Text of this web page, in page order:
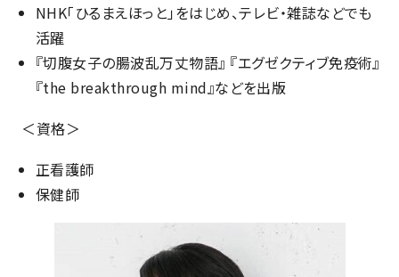
NHK「ひるまえほっと」をはじめ、テレビ・雑誌などでも
活躍
『切腹女子の腸波乱万丈物語』 『エグゼクティブ免疫術』
『the breakthrough mind』などを出版
＜資格＞
正看護師
保健師